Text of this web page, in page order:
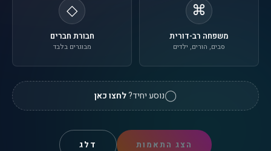
⌘
משפחה רב-דורית
סבים, הורים, ילדים
◇
חבורת חברים
מבוגרים בלבד
◯נוסע יחיד?לחצו כאן
הצג התאמות דלג